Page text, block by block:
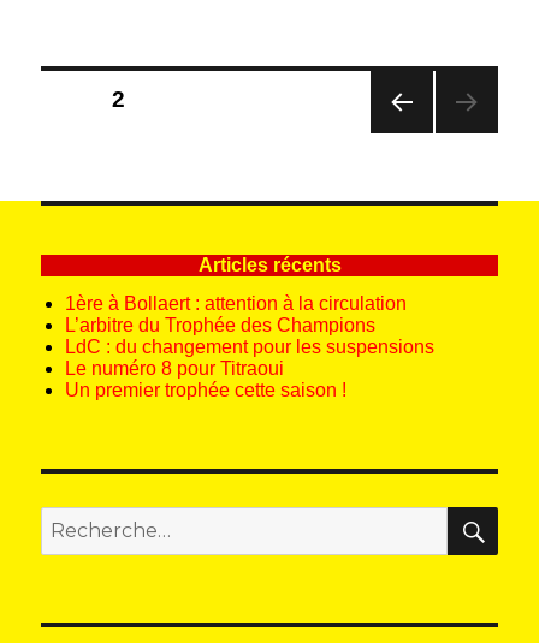
Pagination
CÉD
E
PAGE2
Articles récents
1ère à Bollaert : attention à la circulation
L’arbitre du Trophée des Champions
LdC : du changement pour les suspensions
Le numéro 8 pour Titraoui
Un premier trophée cette saison !
pour
: